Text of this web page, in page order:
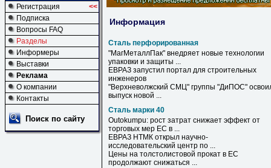
Регистрация
<<
Подписка
Вопросы FAQ
Разделы
Информеры
Выставки
Реклама
О компании
Контакты
Поиск по сайту
Информация
Сталь перфорированная
"МагМеталлПак" внедряет новые технологии
упаковки и защиты ...
ЕВРАЗ запустил портал для строительных
инженеров
"Верхневолжский СМЦ" группы "ДиПОС"
выпуск новой ...
Сталь марки 40
Outokumpu: рост затрат снижает эффект от
торговых мер ЕС в ...
ЕВРАЗ НТМК открыл научно-
исследовательский центр по ...
Цены на толстолистовой прокат в ЕС
продолжают снижаться ...